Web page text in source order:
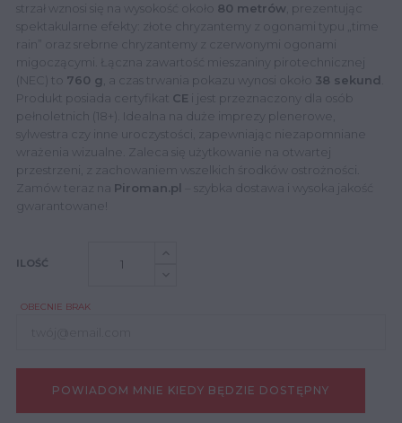
strzał wznosi się na wysokość około 80 metrów , prezentując
spektakularne efekty: złote chryzantemy z ogonami typu „time
rain” oraz srebrne chryzantemy z czerwonymi ogonami
migoczącymi.
Łączna zawartość mieszaniny pirotechnicznej
(NEC) to 760 g , a czas trwania pokazu wynosi około 38 sekund
Produkt posiada certyfikat CE i jest przeznaczony dla osób
pełnoletnich (18+).
Idealna na duże imprezy plenerowe,
sylwestra czy inne uroczystości, zapewniając niezapomniane
wrażenia wizualne.
Zaleca się użytkowanie na otwartej
przestrzeni, z zachowaniem wszelkich środków ostrożności.
Zamów teraz na Piroman.pl
– szybka dostawa i wysoka jakość
gwarantowane!
ILOŚĆ
OBECNIE BRAK
POWIADOM MNIE KIEDY BĘDZIE DOSTĘPNY